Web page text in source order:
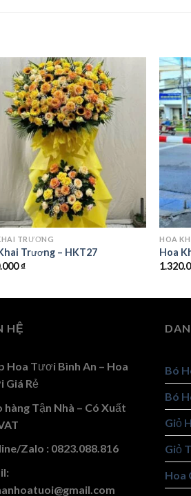
TRƯƠNG
Trương – HKT27
₫
HOA
Hoa
HỆ
Hoa Tươi Bình An – Hoa
Giá Rẻ
hàng Tận Nhà – Có Xuất
Zalo : 0823.088.816
Bó
Bó
Giỏ
Giỏ
Hoa